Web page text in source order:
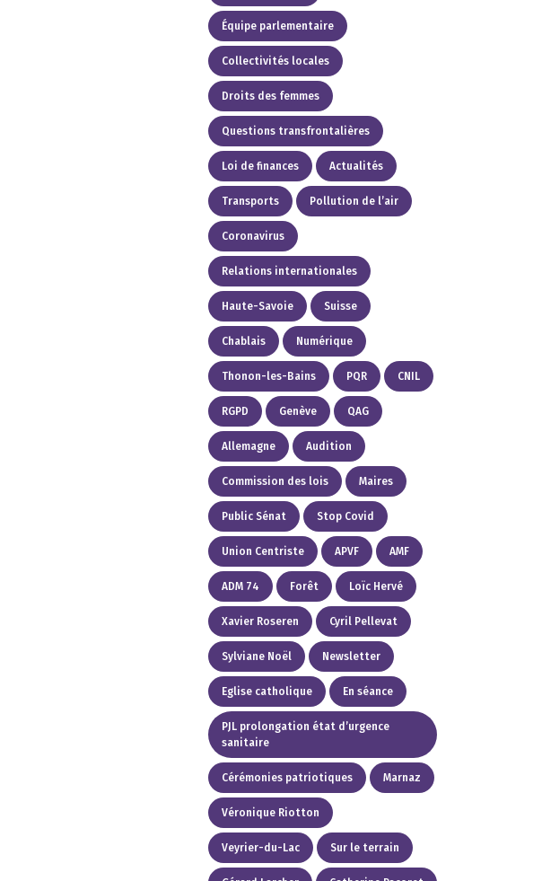
Équipe parlementaire
Collectivités locales
Droits des femmes
Questions transfrontalières
Loi de finances Actualités
Transports Pollution de l’air
Coronavirus
Relations internationales
Haute-Savoie Suisse
Chablais Numérique
Thonon-les-Bains PQR CNIL
RGPD Genève QAG
Allemagne Audition
Commission des lois Maires
Public Sénat Stop Covid
Union Centriste APVF AMF
ADM 74 Forêt Loïc Hervé
Xavier Roseren Cyril Pellevat
Sylviane Noël Newsletter
Eglise catholique En séance
PJL prolongation état d’urgence
sanitaire
Cérémonies patriotiques Marnaz
Véronique Riotton
Veyrier-du-Lac Sur le terrain